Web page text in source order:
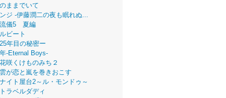
ままでいて
ジ -伊藤潤二の夜も眠れぬ...
儀5 夏編
ビート
年目の秘密ー
-Eternal Boys-
咲くけものみち２
が恋と嵐を巻きおこす
イト屋台2～ル・モンドゥ～
ラベルダディ